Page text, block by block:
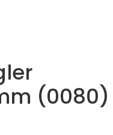
(0080)